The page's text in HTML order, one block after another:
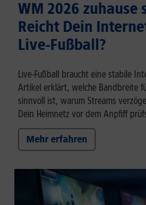
WM 2026 zuhause
Reicht Dein
Live-Fußball?
Live-Fußball braucht eine stabile
Artikel erklärt, welche Bandbreite
sinnvoll ist, warum Streams
Dein Heimnetz vor dem Anpfiff
Mehr erfahren